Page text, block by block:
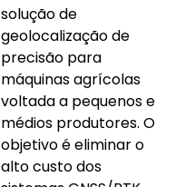
solução de
geolocalização de
precisão para
máquinas agrícolas
voltada a pequenos e
médios produtores. O
objetivo é eliminar o
alto custo dos